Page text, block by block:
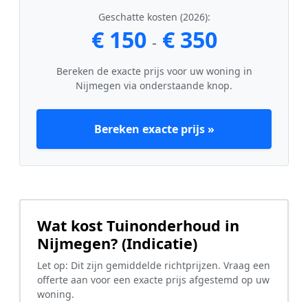
Geschatte kosten (2026):
€ 150 - € 350
Bereken de exacte prijs voor uw woning in
Nijmegen via onderstaande knop.
Bereken exacte prijs »
Wat kost Tuinonderhoud in
Nijmegen? (Indicatie)
Let op: Dit zijn gemiddelde richtprijzen. Vraag een
offerte aan voor een exacte prijs afgestemd op uw
woning.